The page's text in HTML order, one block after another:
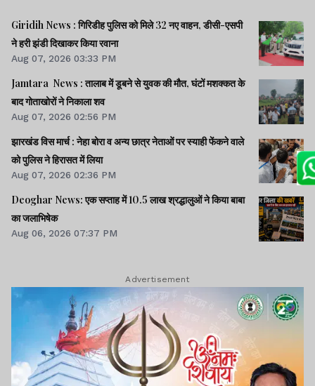
वीडियो.
Giridih News : गिरिडीह पुलिस को मिले 32 नए वाहन, डीसी-एसपी
ने हरी झंडी दिखाकर किया रवाना
Aug 07, 2026 03:33 PM
Jamtara News : तालाब में डूबने से युवक की मौत, घंटों मशक्कत के
बाद गोताखोरों ने निकाला शव
Aug 07, 2026 02:56 PM
झारखंड विस मार्च : नेहा बोरा व अन्य छात्र नेताओं पर स्याही फेंकने वाले
को पुलिस ने हिरासत में लिया
Aug 07, 2026 02:36 PM
Deoghar News: एक सप्ताह में 10.5 लाख श्रद्धालुओं ने किया बाबा
का जलाभिषेक
Aug 06, 2026 07:37 PM
Advertisement